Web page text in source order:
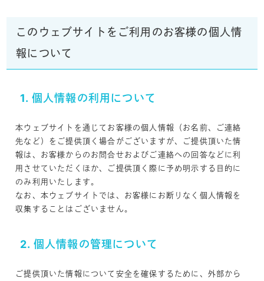
このウェブサイトをご利用のお客様の個人情
報について
1. 個人情報の利用について
本ウェブサイトを通じてお客様の個人情報（お名前、ご連絡
先など）をご提供頂く場合がございますが、ご提供頂いた情
報は、お客様からのお問合せおよびご連絡への回答などに利
用させていただくほか、ご提供頂く際に予め明示する目的に
のみ利用いたします。
なお、本ウェブサイトでは、お客様にお断りなく個人情報を
収集することはございません。
2. 個人情報の管理について
ご提供頂いた情報について安全を確保するために、外部から